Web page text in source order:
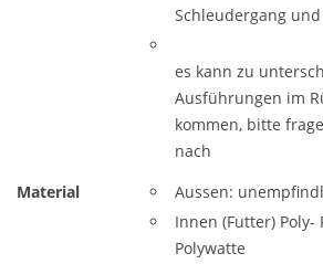
Schleudergang
es kann zu
Ausführungen im
kommen, bitte
nach
Material
Aussen:
Innen (Futter)
Polywatte